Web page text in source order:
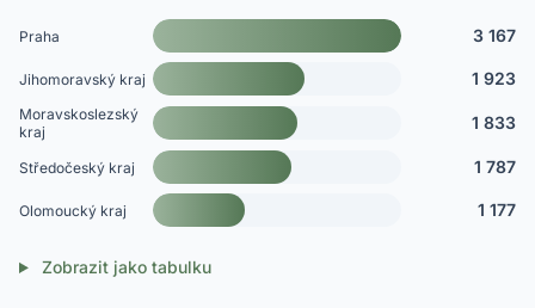
Praha 3 167
Jihomoravský kraj 1 923
Moravskoslezský
kraj
1 833
Středočeský kraj 1 787
Olomoucký kraj 1 177
Zobrazit jako tabulku